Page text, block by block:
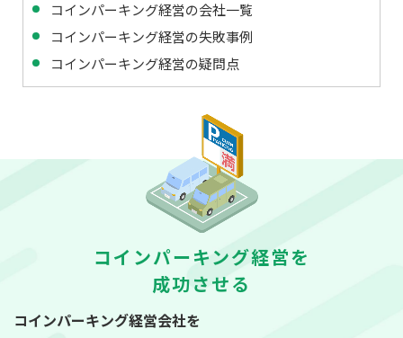
コインパーキング経営の会社一覧
コインパーキング経営の失敗事例
コインパーキング経営の疑問点
コインパーキング経営を
成功させる
コインパーキング経営会社を